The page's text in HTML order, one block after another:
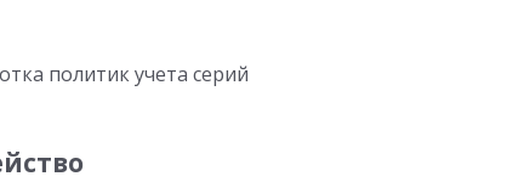
политик учета серий